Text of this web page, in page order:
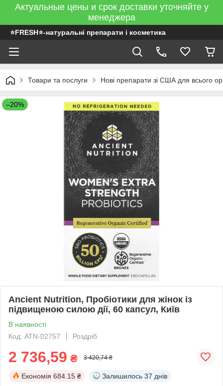
Актуальные цены и срок доставки уточняйте у
менеджера
⭐FRESH⭐-натуральні препарати і косметика
Товари та послуги Нові препарати зі США для всього
–20%
Ancient Nutrition, Пробіотики для жінок із
підвищеною силою дії, 60 капсул, Київ
В наявності
Код: ATN-02757
Роздріб
2 736,59 ₴ 3 420,74 ₴
Економія 684.15 ₴ Залишилось 37 днів